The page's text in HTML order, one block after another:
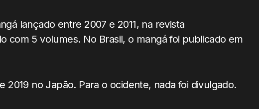
lançado entre 2007 e 2011, na revista
com 5 volumes. No Brasil, o mangá foi publicado em
2019 no Japão. Para o ocidente, nada foi divulgado.